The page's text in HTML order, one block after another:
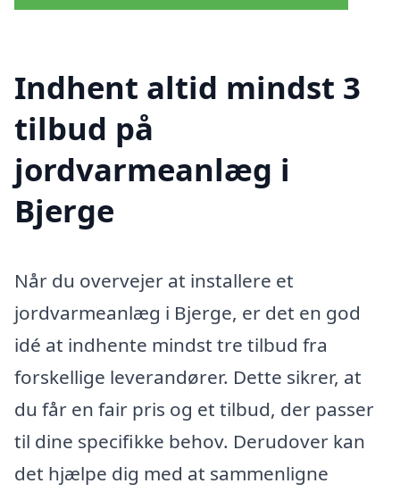
Indhent altid mindst 3
tilbud på
jordvarmeanlæg i
Bjerge
Når du overvejer at installere et
jordvarmeanlæg i Bjerge, er det en god
idé at indhente mindst tre tilbud fra
forskellige leverandører. Dette sikrer, at
du får en fair pris og et tilbud, der passer
til dine specifikke behov. Derudover kan
det hjælpe dig med at sammenligne